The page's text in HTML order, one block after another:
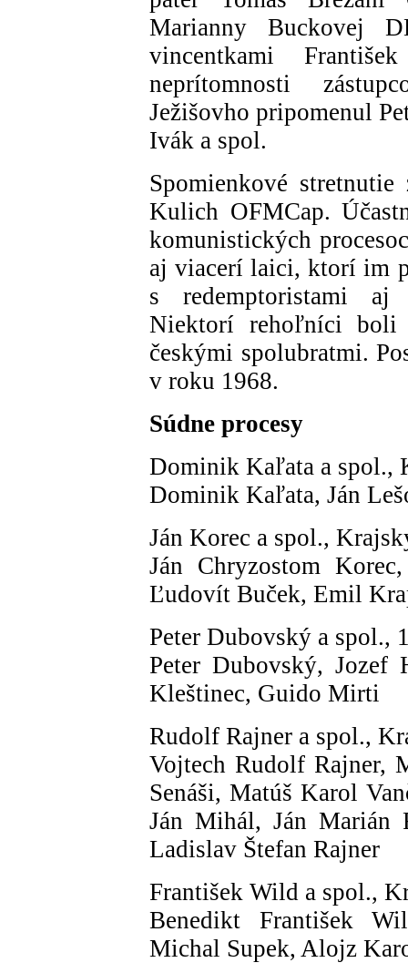
Marianny Buckovej
vincentkami
neprítomnosti
Ježišovho pripomenul
Ivák a spol.
Spomienkové
Kulich OFMCap.
komunistických
aj viacerí laici, ktorí im
s redemptoristami aj
Niektorí rehoľníci boli
českými spolubratmi.
v roku 1968.
Súdne procesy
Dominik Kaľata a spol.,
Dominik Kaľata, Ján
Ján Korec a spol.,
Ján Chryzostom
Ľudovít Buček, Emil
Peter Dubovský a spol.,
Peter Dubovský,
Kleštinec, Guido Mirti
Rudolf Rajner a spol.,
Vojtech Rudolf Rajner,
Senáši, Matúš Karol
Ján Mihál, Ján Marián
Ladislav Štefan Rajner
František Wild a spol.,
Benedikt František
Michal Supek, Alojz